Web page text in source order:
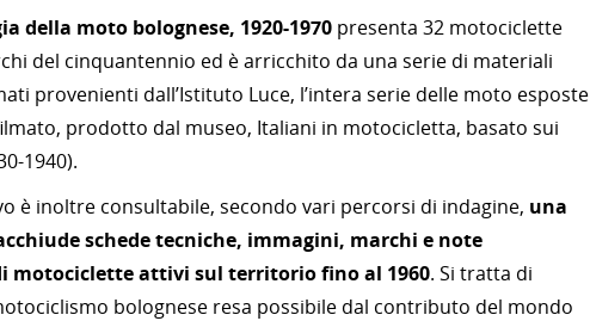
della moto bolognese, 1920-1970 presenta 32 motociclette
del cinquantennio ed è arricchito da una serie di materiali
provenienti dall’Istituto Luce, l’intera serie delle moto esposte
prodotto dal museo, Italiani in motocicletta, basato sui
1940).
è inoltre consultabile, secondo vari percorsi di indagine, una
schede tecniche, immagini, marchi e note
motociclette attivi sul territorio fino al 1960. Si tratta di
bolognese resa possibile dal contributo del mondo